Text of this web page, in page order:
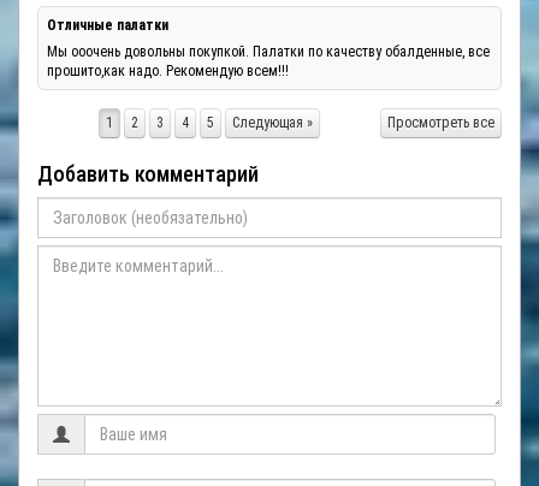
Отличные палатки
Мы ооочень довольны покупкой. Палатки по качеству обалденные, все
прошито,как надо. Рекомендую всем!!!
Просмотреть все
1 2 3 4 5 Следующая »
Добавить комментарий